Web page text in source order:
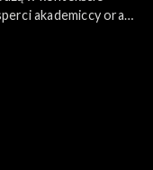
akademiccy oraz